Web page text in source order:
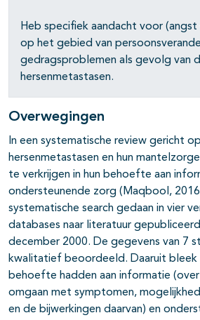
Heb specifiek aandacht voor
op het gebied van
gedragsproblemen als gevolg van
hersenmetastasen.
Overwegingen
In een systematische review gericht
hersenmetastasen en hun
te verkrijgen in hun behoefte aan
ondersteunende zorg (Maqbool,
systematische search gedaan in vier
databases naar literatuur
december 2000. De gegevens van 7
kwalitatief beoordeeld. Daaruit
behoefte hadden aan informatie
omgaan met symptomen,
en de bijwerkingen daarvan) en